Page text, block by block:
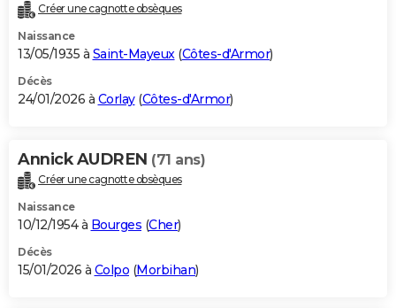
Créer une cagnotte obsèques
Naissance
13/05/1935 à Saint-Mayeux(Côtes-d'Armor)
Décès
24/01/2026 à Corlay(Côtes-d'Armor)
Annick AUDREN (71 ans)
Créer une cagnotte obsèques
Naissance
10/12/1954 à Bourges (Cher)
Décès
15/01/2026 à Colpo (Morbihan)